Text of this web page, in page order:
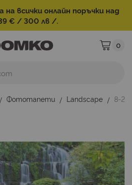
всички онлайн поръчки над
€ / 300 лв /.
Моята
0
Фототапети Landscape
8-